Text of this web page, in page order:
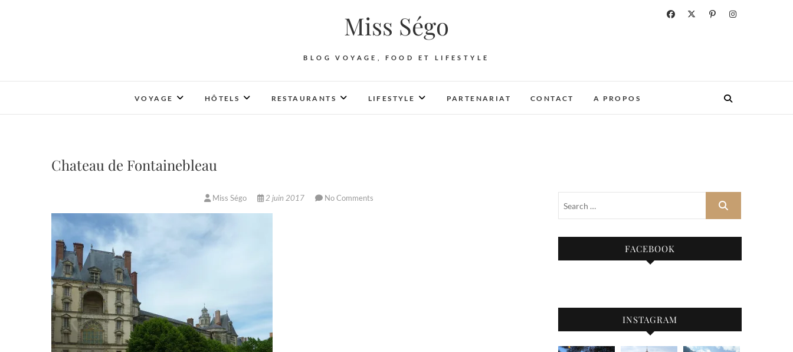
Miss Ségo
BLOG VOYAGE, FOOD ET LIFESTYLE
VOYAGE HÔTELS RESTAURANTS LIFESTYLE PARTENARIAT CONTACT A PROPOS
Chateau de Fontainebleau
Miss Ségo 2 juin 2017 No Comments
FACEBOOK
INSTAGRAM